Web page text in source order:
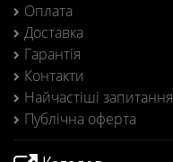
Оплата
Доставка
Гарантія
Контакти
Найчастіші запитання
Публічна оферта